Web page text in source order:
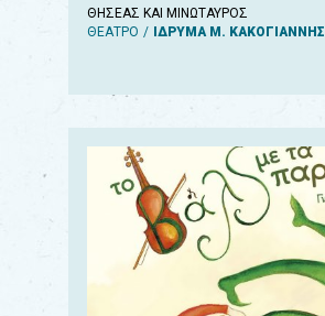
ΘΗΣΕΑΣ ΚΑΙ ΜΙΝΩΤΑΥΡΟΣ
ΘΕΑΤΡΟ
ΙΔΡΥΜΑ Μ. ΚΑΚΟΓΙΑΝΝΗΣ